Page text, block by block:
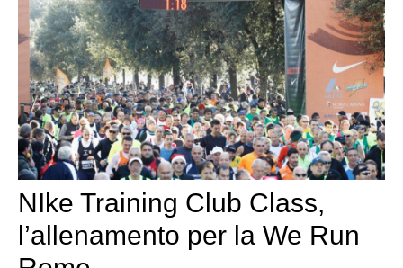
NIke Training Club Class,
l’allenamento per la We Run